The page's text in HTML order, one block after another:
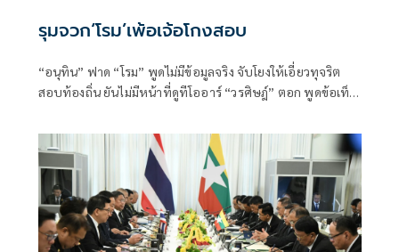
รุมจวก‘โรม’เพ้อเจ้อโกงสอบ
“อนุทิน” ฟาด “โรม” พูดไม่มีข้อมูลจริง จับโยงให้เอี่ยวทุจริต
สอบท้องถิ่น ยันไม่มีหน้าที่ดูทีโออาร์ “วรศิษฎ์” ตอก พูดข้อเท็จ